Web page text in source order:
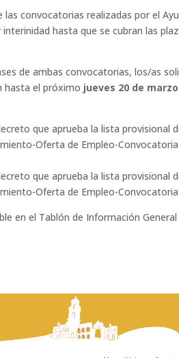
convocatorias realizadas por el
hasta que se cubran las
de ambas convocatorias, los/as
hasta el próximo jueves 20 de
que aprueba la lista provisional
Oferta de Empleo-
que aprueba la lista provisional
Oferta de Empleo-
en el Tablón de Información